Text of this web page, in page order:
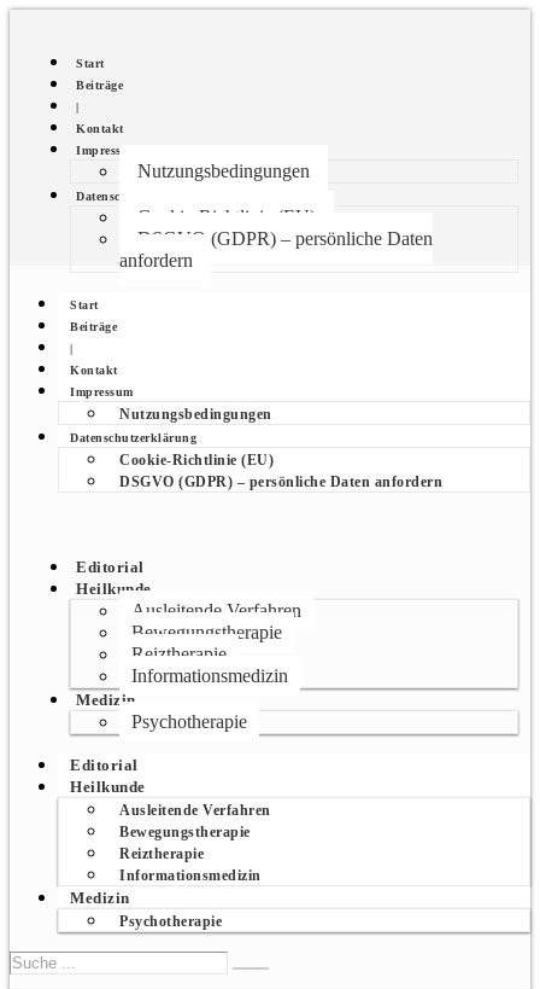
Start
Beiträge
|
Kontakt
Impressum
Nutzungsbedingungen
Datenschutzerklärung
Cookie-Richtlinie (EU)
DSGVO (GDPR) – persönliche Daten
anfordern
Start
Beiträge
|
Kontakt
Impressum
Nutzungsbedingungen
Datenschutzerklärung
Cookie-Richtlinie (EU)
DSGVO (GDPR) – persönliche Daten anfordern
Editorial
Heilkunde
Ausleitende Verfahren
Bewegungstherapie
Reiztherapie
Informationsmedizin
Medizin
Psychotherapie
Editorial
Heilkunde
Ausleitende Verfahren
Bewegungstherapie
Reiztherapie
Informationsmedizin
Medizin
Psychotherapie